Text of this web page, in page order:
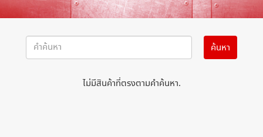
ไม่มีสินค้าที่ตรงตามคำค้นหา.